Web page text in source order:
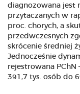
diagnozowana jest
przytaczanych w
proc. chorych, a
przedwczesnych
skrócenie średniej
Jednocześnie
rejestrowana PChN
391,7 tys. osób do